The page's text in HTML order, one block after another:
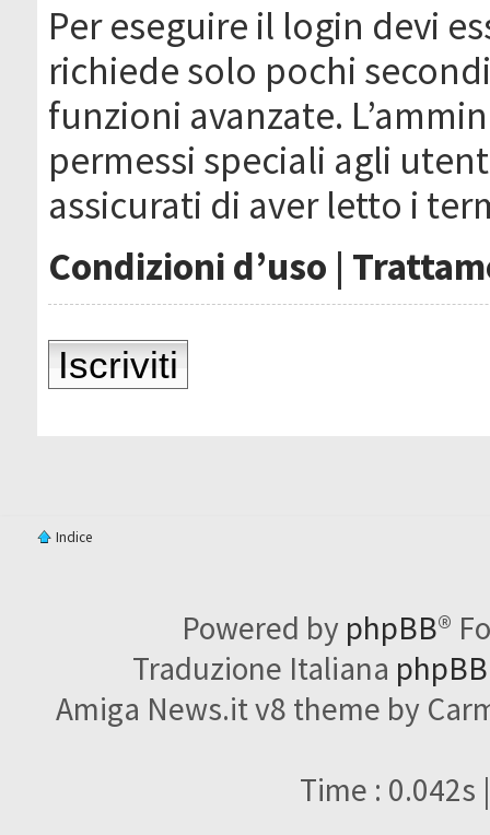
Per eseguire il login devi
richiede solo pochi
funzioni avanzate.
permessi speciali agli
assicurati di aver letto i
Condizioni d’uso |
Iscriviti
Indice
Powered by phpBB®
Traduzione Italiana
Amiga News.it v8 theme by
Time : 0.042s